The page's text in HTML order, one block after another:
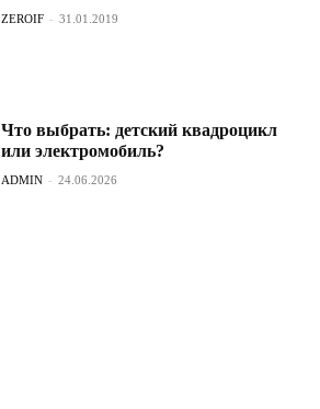
ZEROIF - 31.01.2019
Что выбрать: детский квадроцикл
или электромобиль?
ADMIN - 24.06.2026